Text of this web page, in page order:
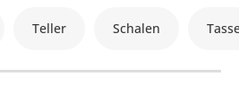
Teller Schalen